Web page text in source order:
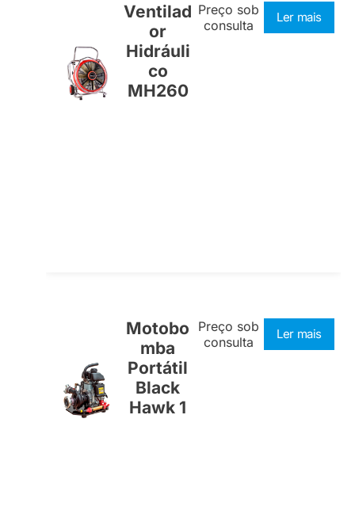
Ventilad
or
Hidráuli
co
MH260
Preço sob
consulta
Ler mais
Motobo
mba
Portátil
Black
Hawk 1
Preço sob
consulta
Ler mais